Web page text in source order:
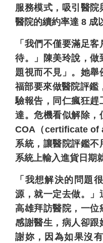
服務模式，吸引醫院
醫院的續約率達 8 成
「我們不僅要滿足
待。」陳美玲說，做
題視而不見」。她舉
福部要來做醫院評鑑
驗報告，同仁瘋狂趕
達。危機看似解除，
COA（certificate of
系統，讓醫院評鑑不
系統上輸入進貨日期
「我想解決的問題
源，就一定去做。」
高雄拜訪醫院，一位
感謝醫生，病人卻跟
謝妳，因為如果沒